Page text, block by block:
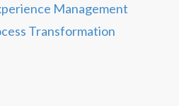
Management
Transformation